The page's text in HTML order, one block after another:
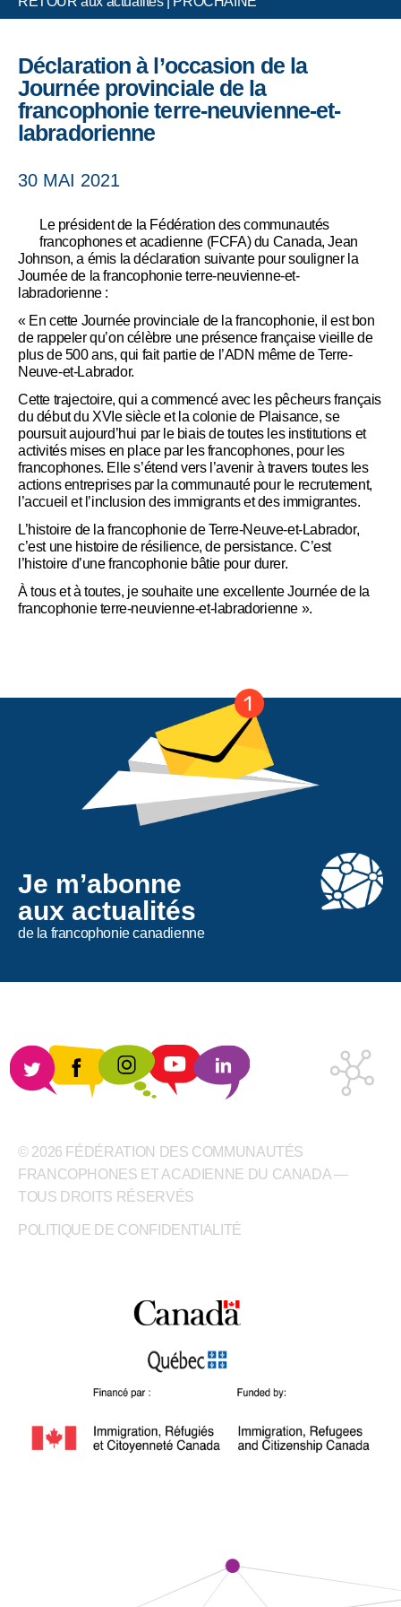
Déclaration à l’occasion de la
Journée provinciale de la
francophonie terre-neuvienne-et-
labradorienne
30 MAI 2021
Le président de la Fédération des communautés
francophones et acadienne (FCFA) du Canada, Jean
Johnson, a émis la déclaration suivante pour souligner la
Journée de la francophonie terre-neuvienne-et-
labradorienne :
« En cette Journée provinciale de la francophonie, il est bon
de rappeler qu’on célèbre une présence française vieille de
plus de 500 ans, qui fait partie de l’ADN même de Terre-
Neuve-et-Labrador.
Cette trajectoire, qui a commencé avec les pêcheurs français
du début du XVIe siècle et la colonie de Plaisance, se
poursuit aujourd’hui par le biais de toutes les institutions et
activités mises en place par les francophones, pour les
francophones. Elle s’étend vers l’avenir à travers toutes les
actions entreprises par la communauté pour le recrutement,
l’accueil et l’inclusion des immigrants et des immigrantes.
L’histoire de la francophonie de Terre-Neuve-et-Labrador,
c’est une histoire de résilience, de persistance. C’est
l’histoire d’une francophonie bâtie pour durer.
À tous et à toutes, je souhaite une excellente Journée de la
francophonie terre-neuvienne-et-labradorienne ».
Je m’abonne
aux actualités
de la francophonie canadienne
© 2026 FÉDÉRATION DES COMMUNAUTÉS
FRANCOPHONES ET ACADIENNE DU CANADA —
TOUS DROITS RÉSERVÉS
POLITIQUE DE CONFIDENTIALITÉ